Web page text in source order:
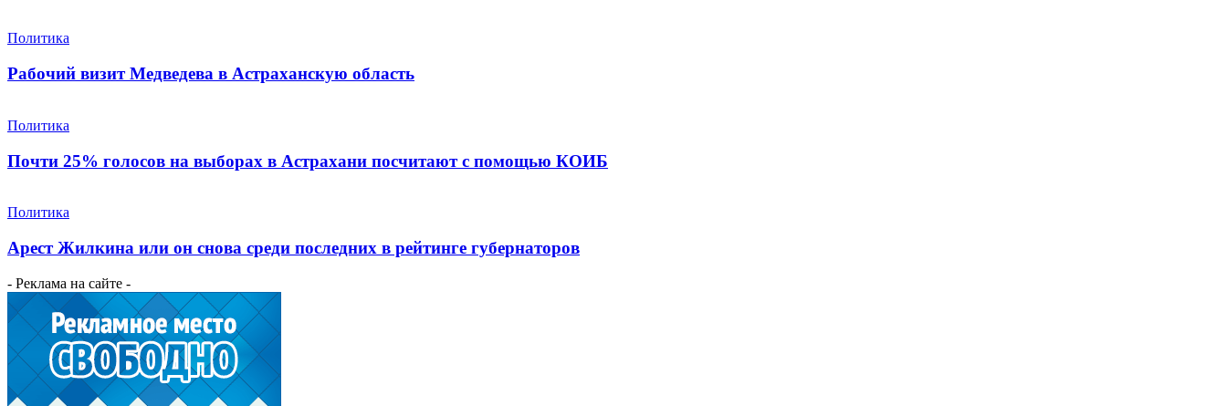
Политика
Рабочий визит Медведева в Астраханскую область
Политика
Почти 25% голосов на выборах в Астрахани посчитают с помощью КОИБ
Политика
Арест Жилкина или он снова среди последних в рейтинге губернаторов
- Реклама на сайте -